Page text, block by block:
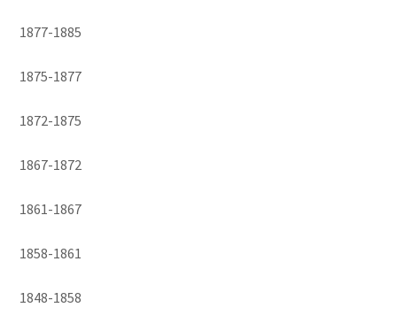
1877-1885
1875-1877
1872-1875
1867-1872
1861-1867
1858-1861
1848-1858